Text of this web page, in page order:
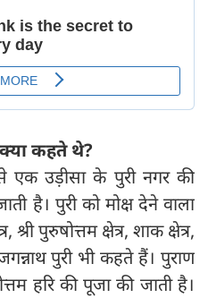
कहते थे?
एक उड़ीसा के पुरी नगर की
है। पुरी को मोक्ष देने वाला
श्री पुरुषोत्तम क्षेत्र, शाक क्षेत्र,
पुरी भी कहते हैं। पुराण
हरि की पूजा की जाती है।